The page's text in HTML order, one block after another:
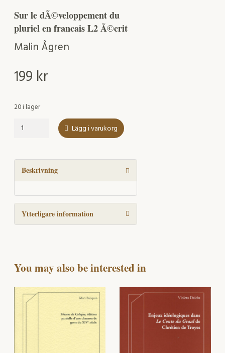
Sur le dÃ©veloppement du
pluriel en francais L2 Ã©crit
Malin Ågren
199 kr
20 i lager
de
morphologie
silencieuse
mängd
Lägg i varukorg
Beskrivning
Ytterligare information
You may also be interested in